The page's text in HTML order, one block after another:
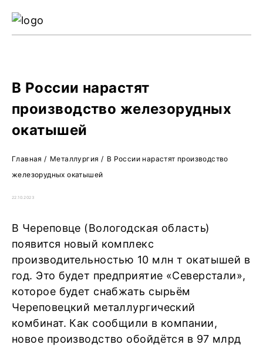
В России нарастят
производство железорудных
окатышей
Главная / Металлургия / В России нарастят производство
железорудных окатышей
22.10.2023
В Череповце (Вологодская область)
появится новый комплекс
производительностью 10 млн т окатышей в
год. Это будет предприятие «Северстали»,
которое будет снабжать сырьём
Череповецкий металлургический
комбинат. Как сообщили в компании,
новое производство обойдётся в 97 млрд